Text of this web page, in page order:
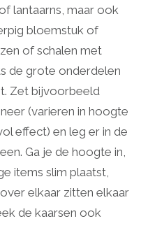
lantaarns, maar ook
bloemstuk of
of schalen met
de grote onderdelen
Zet bijvoorbeeld
(varieren in hoogte
effect) en leg er in de
Ga je de hoogte in,
items slim plaatst,
elkaar zitten elkaar
de kaarsen ook